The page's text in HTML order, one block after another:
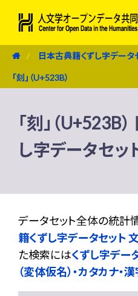
日本古典籍くずし字データ
「刻」（U+523B）
「刻」（U+523B
し字データセッ
データセット全体の統計
籍くずし字データセット
た検索にはくずし字デー
（変体仮名）・カタカナ・漢